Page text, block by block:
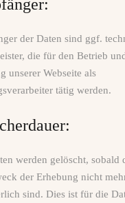
der Daten sind ggf.
die für den Betrieb
unserer Webseite als
tätig werden.
werden gelöscht, sobald
der Erhebung nicht
sind. Dies ist für die